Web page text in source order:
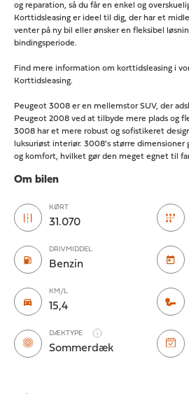
og reparation, så du får en enkel og
Korttidsleasing er ideel til dig, der har et
venter på ny bil eller ønsker en fleksibel
bindingsperiode.
Find mere information om korttidsleasing i
Korttidsleasing.
Peugeot 3008 er en mellemstor SUV, der
Peugeot 2008 ved at tilbyde mere plads og
3008 har et mere robust og sofistikeret
luksuriøst interiør. 3008's større dimensioner
og komfort, hvilket gør den meget egnet til
Om bilen
KØRT
31.070
DRIVMIDDEL
Benzin
KM/L
15,4
DÆKTYPE
Sommerdæk